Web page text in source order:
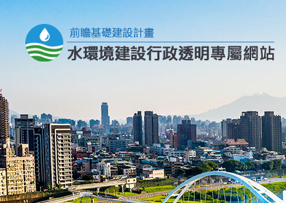
跳到主要內容區塊